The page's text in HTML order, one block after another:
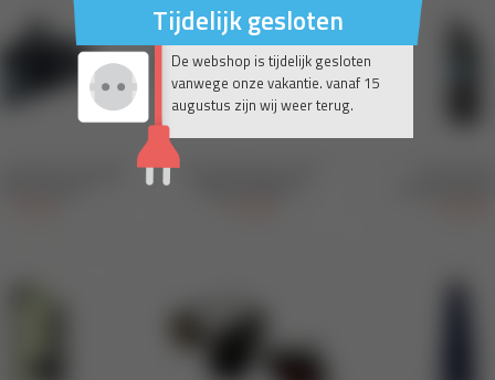
Tijdelijk gesloten
De webshop is tijdelijk gesloten
vanwege onze vakantie. vanaf 15
augustus zijn wij weer terug.